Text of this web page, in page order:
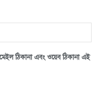
ঠিকানা এবং ওয়েব ঠিকানা এই